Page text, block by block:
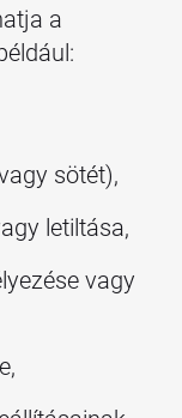
a
sötét),
letiltása,
vagy